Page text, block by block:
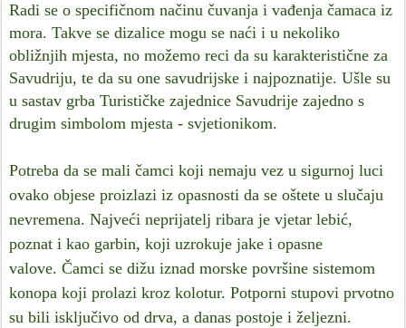
Radi se o specifičnom načinu čuvanja i vađenja čamaca iz
mora. Takve se dizalice mogu se naći i u nekoliko
obližnjih mjesta, no možemo reci da su karakteristične za
Savudriju, te da su one savudrijske i najpoznatije. Ušle su
u sastav grba Turističke zajednice Savudrije zajedno s
drugim simbolom mjesta - svjetionikom.
Potreba da se mali čamci koji nemaju vez u sigurnoj luci
ovako objese proizlazi iz opasnosti da se oštete u slučaju
nevremena. Najveći neprijatelj ribara je vjetar lebić,
poznat i kao garbin, koji uzrokuje jake i opasne
valove. Čamci se dižu iznad morske površine sistemom
konopa koji prolazi kroz kolotur. Potporni stupovi prvotno
su bili isključivo od drva, a danas postoje i željezni.